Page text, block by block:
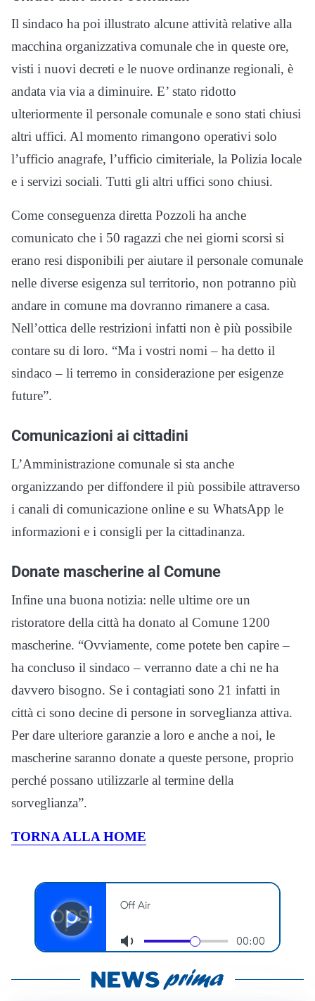
Il sindaco ha poi illustrato alcune attività relative alla
macchina organizzativa comunale che in queste ore,
visti i nuovi decreti e le nuove ordinanze regionali, è
andata via via a diminuire. E’ stato ridotto
ulteriormente il personale comunale e sono stati chiusi
altri uffici. Al momento rimangono operativi solo
l’ufficio anagrafe, l’ufficio cimiteriale, la Polizia locale
e i servizi sociali. Tutti gli altri uffici sono chiusi.
Come conseguenza diretta Pozzoli ha anche
comunicato che i 50 ragazzi che nei giorni scorsi si
erano resi disponibili per aiutare il personale comunale
nelle diverse esigenza sul territorio, non potranno più
andare in comune ma dovranno rimanere a casa.
Nell’ottica delle restrizioni infatti non è più possibile
contare su di loro. “Ma i vostri nomi – ha detto il
sindaco – li terremo in considerazione per esigenze
future”.
Comunicazioni ai cittadini
L’Amministrazione comunale si sta anche
organizzando per diffondere il più possibile attraverso
i canali di comunicazione online e su WhatsApp le
informazioni e i consigli per la cittadinanza.
Donate mascherine al Comune
Infine una buona notizia: nelle ultime ore un
ristoratore della città ha donato al Comune 1200
mascherine. “Ovviamente, come potete ben capire –
ha concluso il sindaco – verranno date a chi ne ha
davvero bisogno. Se i contagiati sono 21 infatti in
città ci sono decine di persone in sorveglianza attiva.
Per dare ulteriore garanzie a loro e anche a noi, le
mascherine saranno donate a queste persone, proprio
perché possano utilizzarle al termine della
sorveglianza”.
TORNA ALLA HOME